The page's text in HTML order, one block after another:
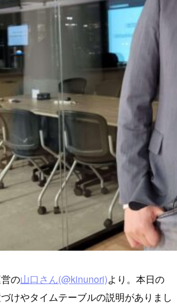
の山口さん(@kinunori)より。本日の
けやタイムテーブルの説明がありまし